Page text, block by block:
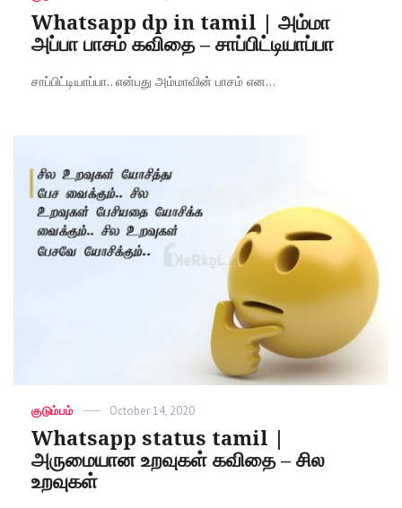
Whatsapp dp in tamil | அம்மா
அப்பா பாசம் கவிதை – சாப்பிட்டியாப்பா
சாப்பிட்டியாப்பா.. என்பது அம்மாவின் பாசம் என...
Categories
குடும்பம்
Posted
October 14, 2020
Whatsapp status tamil |
அருமையான உறவுகள் கவிதை – சில
உறவுகள்